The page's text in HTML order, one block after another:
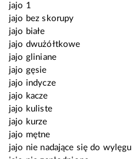
jajo 1
jajo bez skorupy
jajo białe
jajo dwużółtkowe
jajo gliniane
jajo gęsie
jajo indycze
jajo kacze
jajo kuliste
jajo kurze
jajo mętne
jajo nie nadające się do wylęgu